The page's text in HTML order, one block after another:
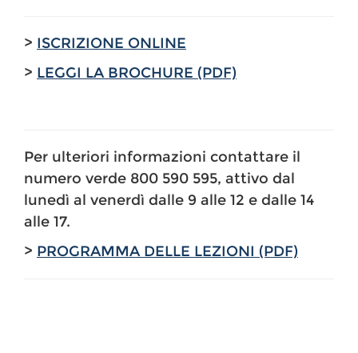
> ISCRIZIONE ONLINE
> LEGGI LA BROCHURE (PDF)
Per ulteriori informazioni contattare il
numero verde 800 590 595, attivo dal
lunedì al venerdì dalle 9 alle 12 e dalle 14
alle 17.
> PROGRAMMA DELLE LEZIONI (PDF)